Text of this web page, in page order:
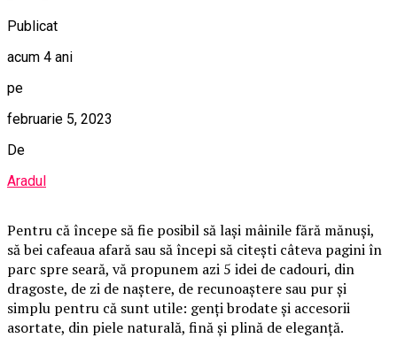
Publicat
acum 4 ani
pe
februarie 5, 2023
De
Aradul
Pentru că începe să fie posibil să lași mâinile fără mănuși,
să bei cafeaua afară sau să începi să citești câteva pagini în
parc spre seară, vă propunem azi 5 idei de cadouri, din
dragoste, de zi de naștere, de recunoaștere sau pur și
simplu pentru că sunt utile: genți brodate și accesorii
asortate, din piele naturală, fină și plină de eleganță.